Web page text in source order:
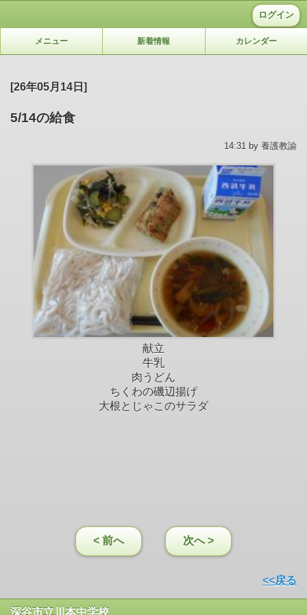
ログイン
メニュー 新着情報 カレンダー
[26年05月14日]
5/14の給食
14:31 by 養護教諭
献立
牛乳
肉うどん
ちくわの磯辺揚げ
大根とじゃこのサラダ
< 前へ 次へ >
<<戻る
深谷市立川本中学校